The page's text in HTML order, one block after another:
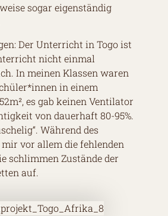
sogar eigenständig
Der Unterricht in Togo ist
nicht einmal
In meinen Klassen waren
in einem
es gab keinen Ventilator
von dauerhaft 80-95%.
Während des
vor allem die fehlenden
schlimmen Zustände der
auf.